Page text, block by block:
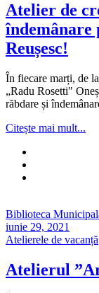
Atelier de
îndemânare
Reușesc!
În fiecare marți, de
„Radu Rosetti"
răbdare și
Citește mai mult...
Biblioteca
iunie 29, 2021
Atelierele de vacanță
Atelierul